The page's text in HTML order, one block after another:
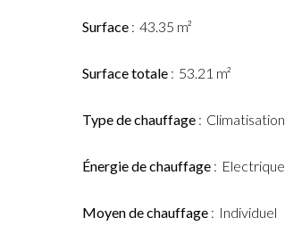
Surface 43.35 m²
Surface totale 53.21 m²
Type de chauffage Climatisation
Énergie de chauffage Electrique
Moyen de chauffage Individuel